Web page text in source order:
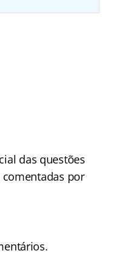
das questões
comentadas por